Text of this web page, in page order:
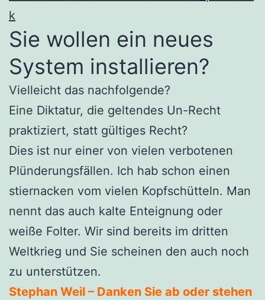
k
Sie wollen ein neues
System installieren?
Vielleicht das nachfolgende?
Eine Diktatur, die geltendes Un-Recht
praktiziert, statt gültiges Recht?
Dies ist nur einer von vielen verbotenen
Plünderungsfällen. Ich hab schon einen
stiernacken vom vielen Kopfschütteln. Man
nennt das auch kalte Enteignung oder
weiße Folter. Wir sind bereits im dritten
Weltkrieg und Sie scheinen den auch noch
zu unterstützen.
Stephan Weil – Danken Sie ab oder stehen